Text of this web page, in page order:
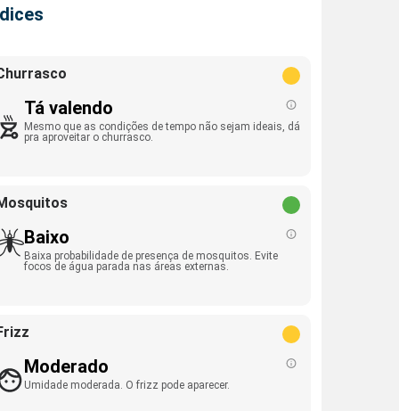
Tá valendo
Mesmo que as condições de tempo não sejam ideais, dá
pra aproveitar o churrasco.
Baixo
Baixa probabilidade de presença de mosquitos. Evite
focos de água parada nas áreas externas.
Moderado
Umidade moderada. O frizz pode aparecer.